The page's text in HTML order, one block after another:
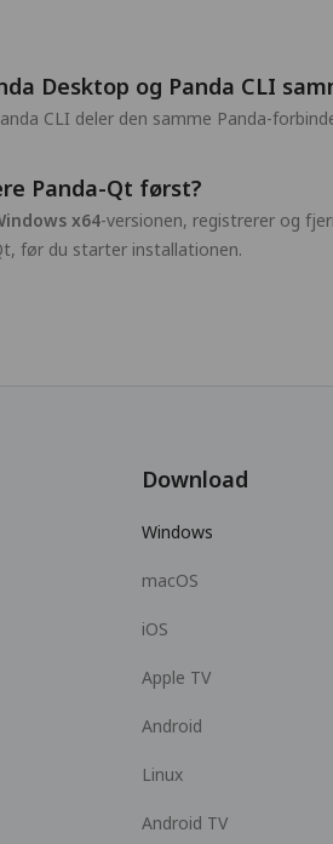
Desktop og Panda CLI
CLI deler den samme Panda-
Panda-Qt først?
x64-versionen, registrerer og
før du starter installationen.
Download
Windows
macOS
iOS
Apple TV
Android
Linux
Android TV